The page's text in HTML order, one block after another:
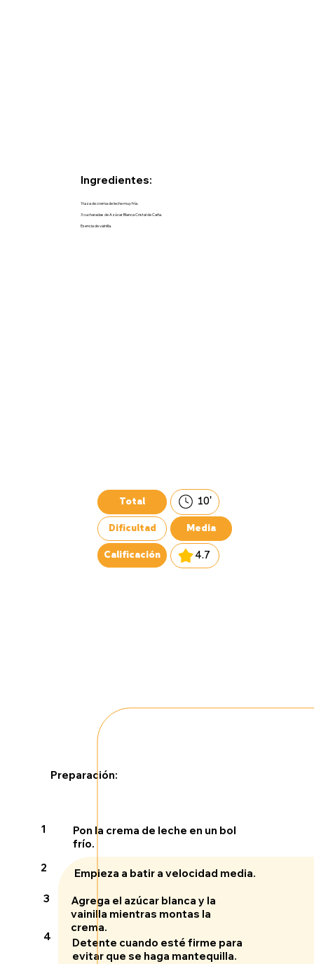
Ingredientes:
1 taza de crema de leche muy fría.
3 cucharadas de Azúcar Blanca Cristal de Caña.
Esencia de vainilla.
Preparación:
1
Pon la crema de leche en un bol
frío.
2
Empieza a batir a velocidad media.
3
Agrega el azúcar blanca y la
vainilla mientras montas la
crema.
4
Detente cuando esté firme para
evitar que se haga mantequilla.
Total 10'
Dificultad Media
Calificación 4.7